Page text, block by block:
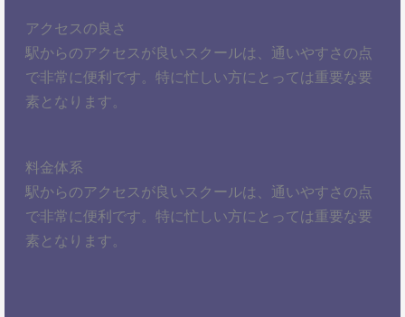
アクセスの良さ
駅からのアクセスが良いスクールは、通いやすさの点
で非常に便利です。特に忙しい方にとっては重要な要
素となります。
料金体系
駅からのアクセスが良いスクールは、通いやすさの点
で非常に便利です。特に忙しい方にとっては重要な要
素となります。